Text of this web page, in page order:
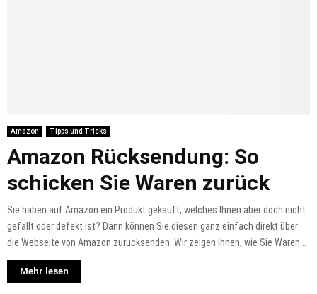
Amazon Tipps und Tricks
Amazon Rücksendung: So
schicken Sie Waren zurück
Sie haben auf Amazon ein Produkt gekauft, welches Ihnen aber doch nicht
gefällt oder defekt ist? Dann können Sie diesen ganz einfach direkt über
die Webseite von Amazon zurücksenden. Wir zeigen Ihnen, wie Sie Waren...
Mehr lesen